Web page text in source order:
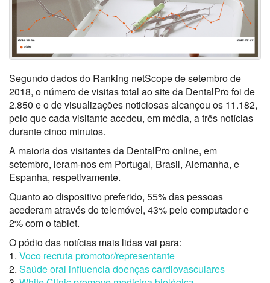
Segundo dados do Ranking netScope de setembro de
2018, o número de visitas total ao site da DentalPro foi de
2.850 e o de visualizações noticiosas alcançou os 11.182,
pelo que cada visitante acedeu, em média, a três notícias
durante cinco minutos.
A maioria dos visitantes da DentalPro online, em
setembro, leram-nos em Portugal, Brasil, Alemanha, e
Espanha, respetivamente.
Quanto ao dispositivo preferido, 55% das pessoas
acederam através do telemóvel, 43% pelo computador e
2% com o tablet.
O pódio das notícias mais lidas vai para:
1. Voco recruta promotor/representante
2. Saúde oral influencia doenças cardiovasculares